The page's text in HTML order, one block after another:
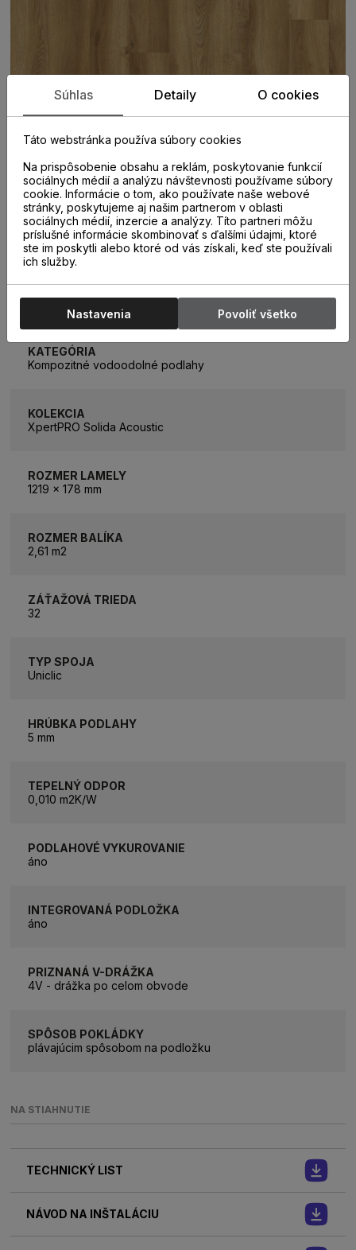
PARAMETRE
KATEGÓRIA
Kompozitné vodoodolné podlahy
KOLEKCIA
XpertPRO Solida Acoustic
ROZMER LAMELY
1219 x 178 mm
ROZMER BALÍKA
2,61 m2
ZÁŤAŽOVÁ TRIEDA
32
TYP SPOJA
Uniclic
HRÚBKA PODLAHY
5 mm
TEPELNÝ ODPOR
0,010 m2K/W
PODLAHOVÉ VYKUROVANIE
áno
INTEGROVANÁ PODLOŽKA
áno
PRIZNANÁ V-DRÁŽKA
4V - drážka po celom obvode
SPÔSOB POKLÁDKY
plávajúcim spôsobom na podložku
NA STIAHNUTIE
TECHNICKÝ LIST
NÁVOD NA INŠTALÁCIU
Súhlas Detaily O cookies
Táto webstránka používa súbory cookies
Na prispôsobenie obsahu a reklám, poskytovanie funkcií
sociálnych médií a analýzu návštevnosti používame súbory
cookie. Informácie o tom, ako používate naše webové
stránky, poskytujeme aj našim partnerom v oblasti
sociálnych médií, inzercie a analýzy. Títo partneri môžu
príslušné informácie skombinovať s ďalšími údajmi, ktoré
ste im poskytli alebo ktoré od vás získali, keď ste používali
ich služby.
Nastavenia Povoliť všetko